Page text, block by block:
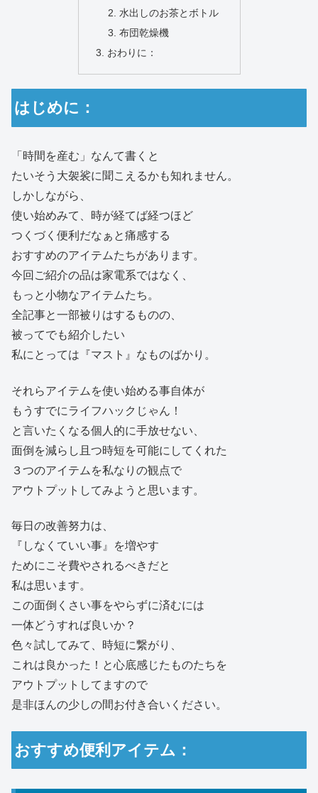
水出しのお茶とボトル
布団乾燥機
おわりに：
はじめに：
「時間を産む」なんて書くと
たいそう大袈裟に聞こえるかも知れません。
しかしながら、
使い始めみて、時が経てば経つほど
つくづく便利だなぁと痛感する
おすすめのアイテムたちがあります。
今回ご紹介の品は家電系ではなく、
もっと小物なアイテムたち。
全記事と一部被りはするものの、
被ってでも紹介したい
私にとっては『マスト』なものばかり。
それらアイテムを使い始める事自体が
もうすでにライフハックじゃん！
と言いたくなる個人的に手放せない、
面倒を減らし且つ時短を可能にしてくれた
３つのアイテムを私なりの観点で
アウトプットしてみようと思います。
毎日の改善努力は、
『しなくていい事』を増やす
ためにこそ費やされるべきだと
私は思います。
この面倒くさい事をやらずに済むには
一体どうすれば良いか？
色々試してみて、時短に繋がり、
これは良かった！と心底感じたものたちを
アウトプットしてますので
是非ほんの少しの間お付き合いください。
おすすめ便利アイテム：